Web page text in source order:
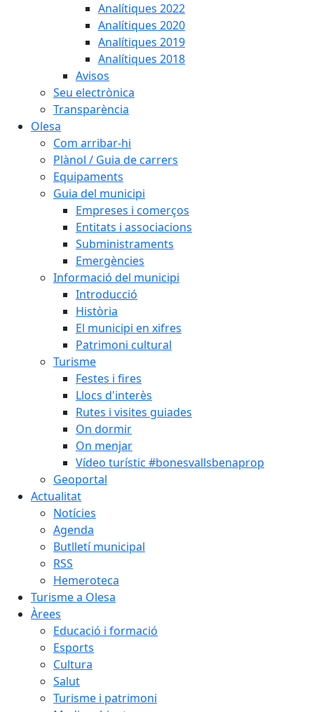
Analítiques 2022
Analítiques 2020
Analítiques 2019
Analítiques 2018
Avisos
Seu electrònica
Transparència
Olesa
Com arribar-hi
Plànol / Guia de carrers
Equipaments
Guia del municipi
Empreses i comerços
Entitats i associacions
Subministraments
Emergències
Informació del municipi
Introducció
Història
El municipi en xifres
Patrimoni cultural
Turisme
Festes i fires
Llocs d'interès
Rutes i visites guiades
On dormir
On menjar
Vídeo turístic #bonesvallsbenaprop
Geoportal
Actualitat
Notícies
Agenda
Butlletí municipal
RSS
Hemeroteca
Turisme a Olesa
Àrees
Educació i formació
Esports
Cultura
Salut
Turisme i patrimoni